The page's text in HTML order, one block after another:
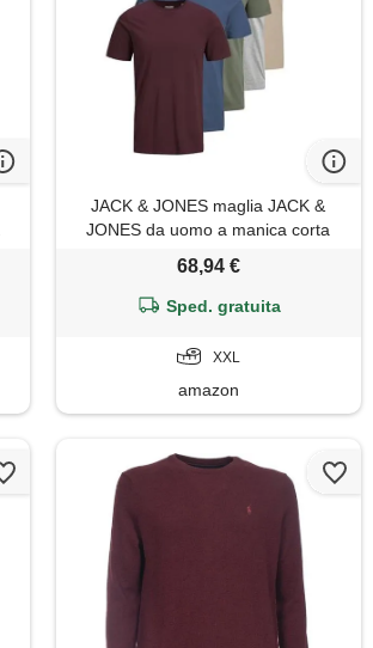
JACK & JONES maglia JACK &
JONES da uomo a manica corta
68,94 €
Sped. gratuita
XXL
amazon